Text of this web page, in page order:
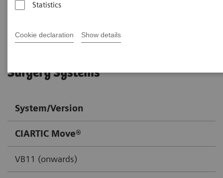
Statistics
Cookie declaration Show details
Go back to IHE overview
Surgery Systems
System/Version
CIARTIC Move®
VB11 (onwards)